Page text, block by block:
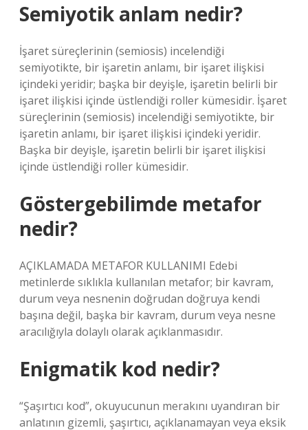
Semiyotik anlam nedir?
İşaret süreçlerinin (semiosis) incelendiği
semiyotikte, bir işaretin anlamı, bir işaret ilişkisi
içindeki yeridir; başka bir deyişle, işaretin belirli bir
işaret ilişkisi içinde üstlendiği roller kümesidir. İşaret
süreçlerinin (semiosis) incelendiği semiyotikte, bir
işaretin anlamı, bir işaret ilişkisi içindeki yeridir.
Başka bir deyişle, işaretin belirli bir işaret ilişkisi
içinde üstlendiği roller kümesidir.
Göstergebilimde metafor
nedir?
AÇIKLAMADA METAFOR KULLANIMI Edebi
metinlerde sıklıkla kullanılan metafor; bir kavram,
durum veya nesnenin doğrudan doğruya kendi
başına değil, başka bir kavram, durum veya nesne
aracılığıyla dolaylı olarak açıklanmasıdır.
Enigmatik kod nedir?
“Şaşırtıcı kod”, okuyucunun merakını uyandıran bir
anlatının gizemli, şaşırtıcı, açıklanamayan veya eksik